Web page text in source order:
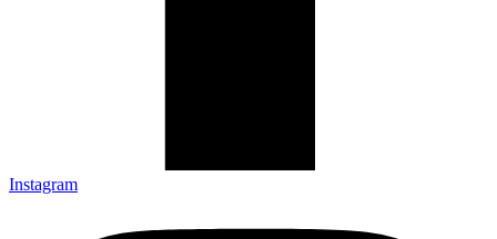
Instagram